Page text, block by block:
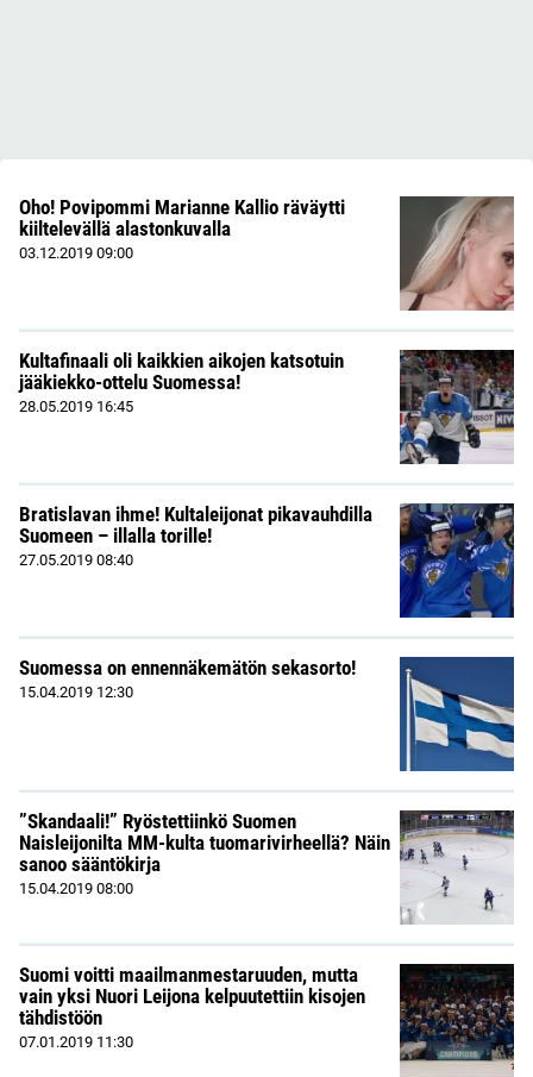
Oho! Povipommi Marianne Kallio räväytti
kiiltelevällä alastonkuvalla
03.12.2019 09:00
Kultafinaali oli kaikkien aikojen katsotuin
jääkiekko-ottelu Suomessa!
28.05.2019 16:45
Bratislavan ihme! Kultaleijonat pikavauhdilla
Suomeen – illalla torille!
27.05.2019 08:40
Suomessa on ennennäkemätön sekasorto!
15.04.2019 12:30
”Skandaali!” Ryöstettiinkö Suomen
Naisleijonilta MM-kulta tuomarivirheellä? Näin
sanoo sääntökirja
15.04.2019 08:00
Suomi voitti maailmanmestaruuden, mutta
vain yksi Nuori Leijona kelpuutettiin kisojen
tähdistöön
07.01.2019 11:30